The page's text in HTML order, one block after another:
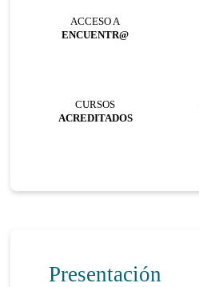
ACCESO A
ENCUENTR@
CURSOS
ACREDITADOS
Presentación